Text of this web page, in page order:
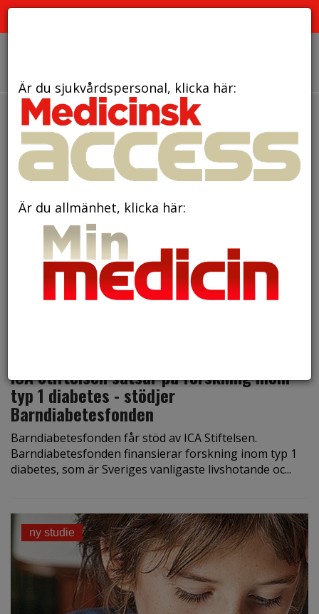
ICA Stiftelsen satsar på forskning inom
typ 1 diabetes - stödjer
Barndiabetesfonden
Barndiabetesfonden får stöd av ICA Stiftelsen.
Barndiabetesfonden finansierar forskning inom typ 1
diabetes, som är Sveriges vanligaste livshotande oc...
ny studie
Är du sjukvårdspersonal, klicka här:
Är du allmänhet, klicka här: